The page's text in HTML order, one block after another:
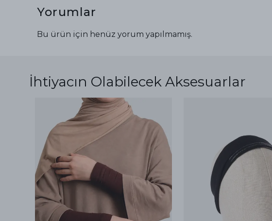
Yorumlar
Bu ürün için henüz yorum yapılmamış.
İhtiyacın Olabilecek Aksesuarlar